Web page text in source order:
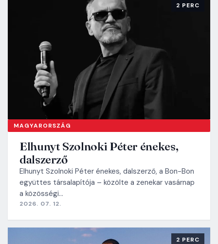
MAGYARORSZÁG
2 PERC
Elhunyt Szolnoki Péter énekes,
dalszerző
Elhunyt Szolnoki Péter énekes, dalszerző, a Bon-Bon
együttes társalapítója – közölte a zenekar vasárnap
a közösségi…
2026. 07. 12.
2 PERC